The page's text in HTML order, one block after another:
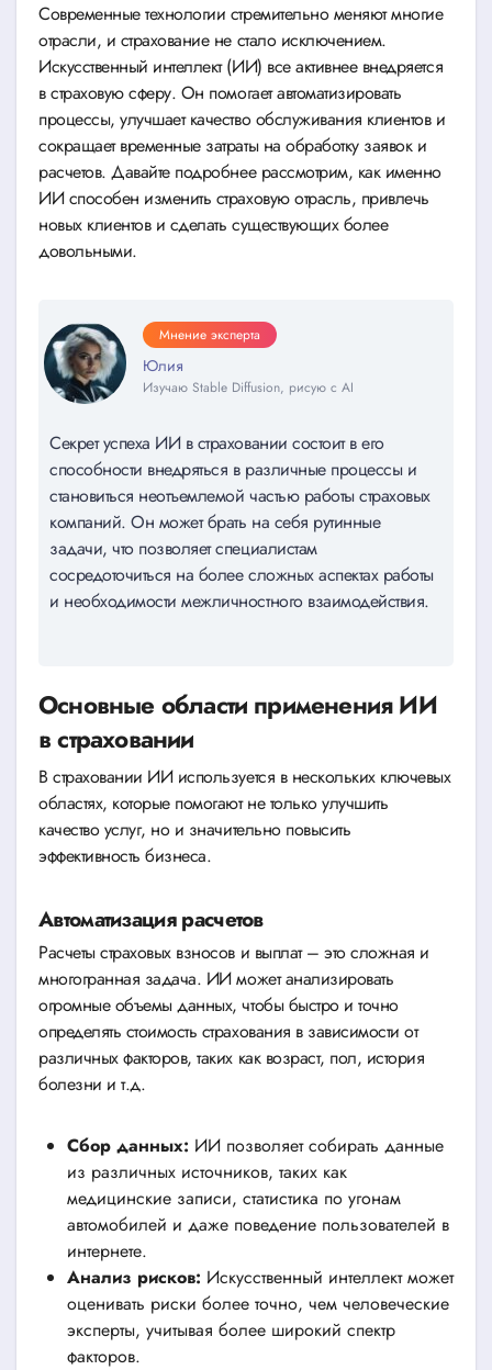
Современные технологии стремительно меняют многие
отрасли, и страхование не стало исключением.
Искусственный интеллект (ИИ) все активнее внедряется
в страховую сферу. Он помогает автоматизировать
процессы, улучшает качество обслуживания клиентов и
сокращает временные затраты на обработку заявок и
расчетов. Давайте подробнее рассмотрим, как именно
ИИ способен изменить страховую отрасль, привлечь
новых клиентов и сделать существующих более
довольными.
Мнение эксперта
Юлия
Изучаю Stable Diffusion, рисую с AI
Секрет успеха ИИ в страховании состоит в его
способности внедряться в различные процессы и
становиться неотъемлемой частью работы страховых
компаний. Он может брать на себя рутинные
задачи, что позволяет специалистам
сосредоточиться на более сложных аспектах работы
и необходимости межличностного взаимодействия.
Основные области применения ИИ
в страховании
В страховании ИИ используется в нескольких ключевых
областях, которые помогают не только улучшить
качество услуг, но и значительно повысить
эффективность бизнеса.
Автоматизация расчетов
Расчеты страховых взносов и выплат – это сложная и
многогранная задача. ИИ может анализировать
огромные объемы данных, чтобы быстро и точно
определять стоимость страхования в зависимости от
различных факторов, таких как возраст, пол, история
болезни и т.д.
Сбор данных: ИИ позволяет собирать данные
из различных источников, таких как
медицинские записи, статистика по угонам
автомобилей и даже поведение пользователей в
интернете.
Анализ рисков: Искусственный интеллект может
оценивать риски более точно, чем человеческие
эксперты, учитывая более широкий спектр
факторов.